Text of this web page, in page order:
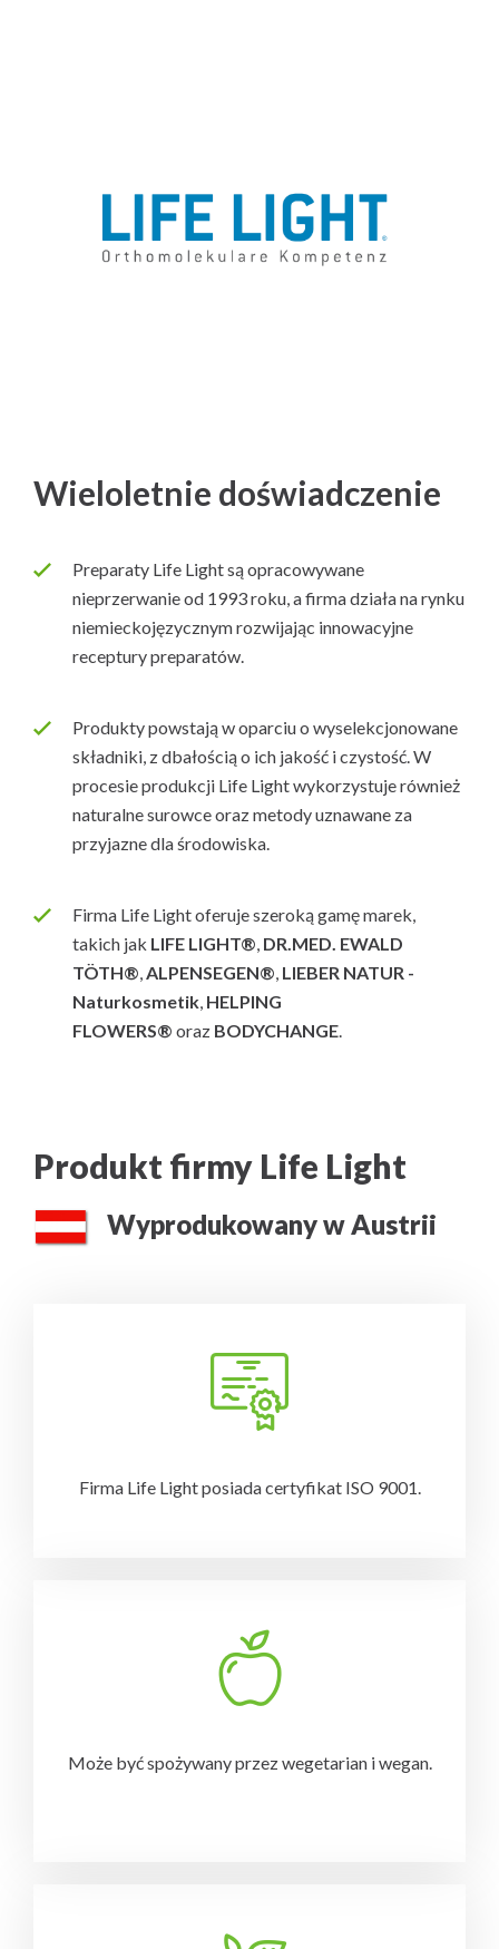
Wieloletnie doświadczenie
Preparaty Life Light są opracowywane
nieprzerwanie od 1993 roku, a firma działa na rynku
niemieckojęzycznym rozwijając innowacyjne
receptury preparatów.
Produkty powstają w oparciu o wyselekcjonowane
składniki, z dbałością o ich jakość i czystość. W
procesie produkcji Life Light wykorzystuje również
naturalne surowce oraz metody uznawane za
przyjazne dla środowiska.
Firma Life Light oferuje szeroką gamę marek,
takich jak LIFE LIGHT®, DR.MED. EWALD
TÖTH®,ALPENSEGEN®, LIEBER NATUR -
Naturkosmetik, HELPING
FLOWERS® oraz BODYCHANGE.
Produkt firmy Life Light
Wyprodukowany w Austrii
Firma Life Light posiada certyfikat ISO 9001.
Może być spożywany przez wegetarian i wegan.